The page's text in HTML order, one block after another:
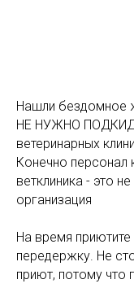
Нашли бездомное
НЕ НУЖНО
ветеринарных
Конечно персонал
ветклиника - это
организация
На время
передержку. Не
приют, потому что